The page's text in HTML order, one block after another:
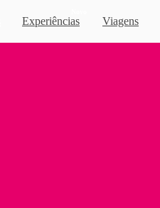
Experiências Viagens